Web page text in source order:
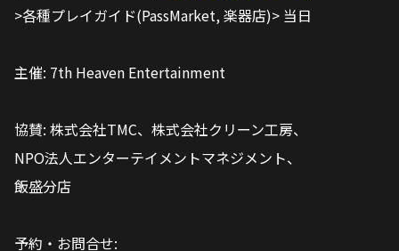
>各種プレイガイド(PassMarket, 楽器店)> 当日
主催: 7th Heaven Entertainment
協賛: 株式会社TMC、株式会社クリーン工房、
NPO法人エンターテイメントマネジメント、
飯盛分店
予約・お問合せ: